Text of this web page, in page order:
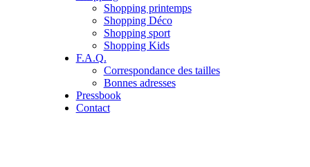
Shopping printemps
Shopping Déco
Shopping sport
Shopping Kids
F.A.Q.
Correspondance des tailles
Bonnes adresses
Pressbook
Contact